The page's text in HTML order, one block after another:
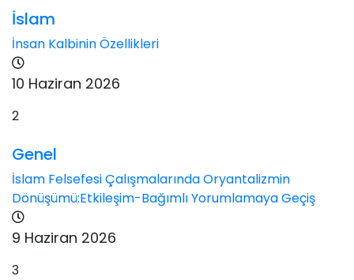
İslam
İnsan Kalbinin Özellikleri
10 Haziran 2026
2
Genel
İslam Felsefesi Çalışmalarında Oryantalizmin
Dönüşümü:Etkileşim-Bağımlı Yorumlamaya Geçiş
9 Haziran 2026
3